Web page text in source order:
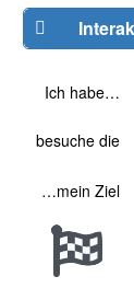
Ich habe…
besuche die
…mein Ziel